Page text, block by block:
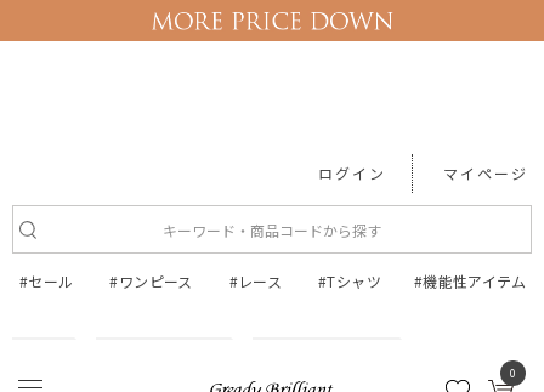
0
ログイン マイページ
#セール #ワンピース #レース #Tシャツ #機能性アイテム